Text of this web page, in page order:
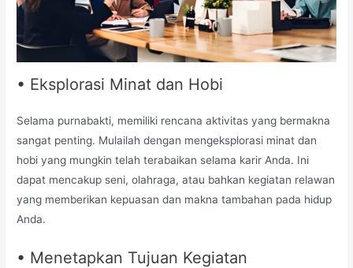
• Eksplorasi Minat dan Hobi
Selama purnabakti, memiliki rencana aktivitas yang bermakna
sangat penting. Mulailah dengan mengeksplorasi minat dan
hobi yang mungkin telah terabaikan selama karir Anda. Ini
dapat mencakup seni, olahraga, atau bahkan kegiatan relawan
yang memberikan kepuasan dan makna tambahan pada hidup
Anda.
• Menetapkan Tujuan Kegiatan